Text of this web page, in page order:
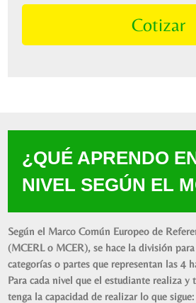
Cotizar
¿QUÉ APRENDO
NIVEL SEGÚN EL
Según el Marco Común Europeo de
(MCERL o MCER), se hace la división
categorías o partes que representan las 4
Para cada nivel que el estudiante realiza y
tenga la capacidad de realizar lo que sigue: